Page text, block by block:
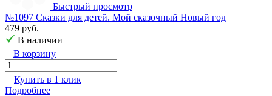
Быстрый просмотр
№1097 Сказки для детей. Мой сказочный Новый год
479 руб.
В наличии
В корзину
Купить в 1 клик
Подробнее